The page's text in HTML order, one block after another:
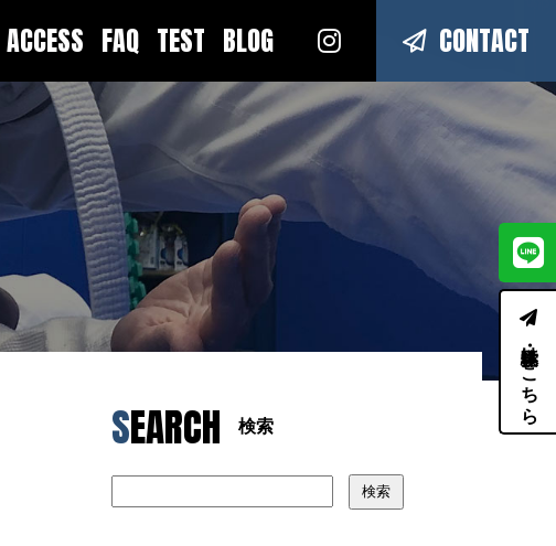
ACCESS FAQ TEST BLOG CONTACT
SEARCH 検索
検索
体験・見学はこちら